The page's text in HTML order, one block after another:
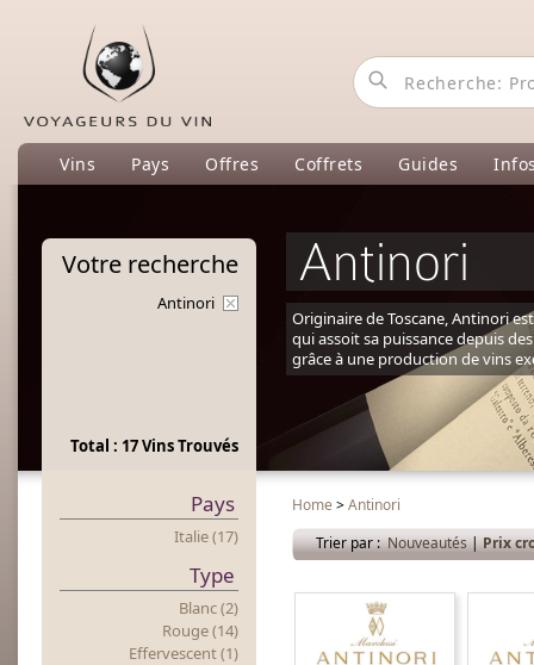
Vins Pays Offres Coffrets Guides
Votre recherche
Antinori
Total : 17 Vins Trouvés
Pays
Italie (17)
Type
Blanc (2)
Rouge (14)
Effervescent (1)
Antinori
Originaire de Toscane, Antinori
qui assoit sa puissance depuis
grâce à une production de vins
Home >Antinori
Trier par :Nouveautés|Prix